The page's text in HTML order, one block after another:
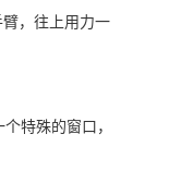
，往上用力一
特殊的窗口，